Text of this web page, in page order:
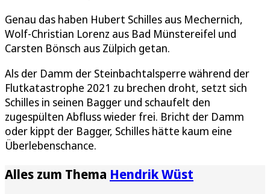
Genau das haben Hubert Schilles aus Mechernich,
Wolf-Christian Lorenz aus Bad Münstereifel und
Carsten Bönsch aus Zülpich getan.
Als der Damm der Steinbachtalsperre während der
Flutkatastrophe 2021 zu brechen droht, setzt sich
Schilles in seinen Bagger und schaufelt den
zugespülten Abfluss wieder frei. Bricht der Damm
oder kippt der Bagger, Schilles hätte kaum eine
Überlebenschance.
Alles zum Thema Hendrik Wüst